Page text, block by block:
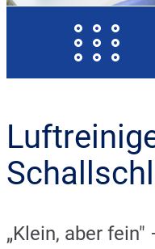
„Klein, aber